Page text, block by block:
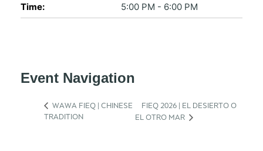
Time:
5:00 PM - 6:00 PM
Event Navigation
WAWA FIEQ | CHINESE
TRADITION
FIEQ 2026 | EL DESIERTO O
EL OTRO MAR